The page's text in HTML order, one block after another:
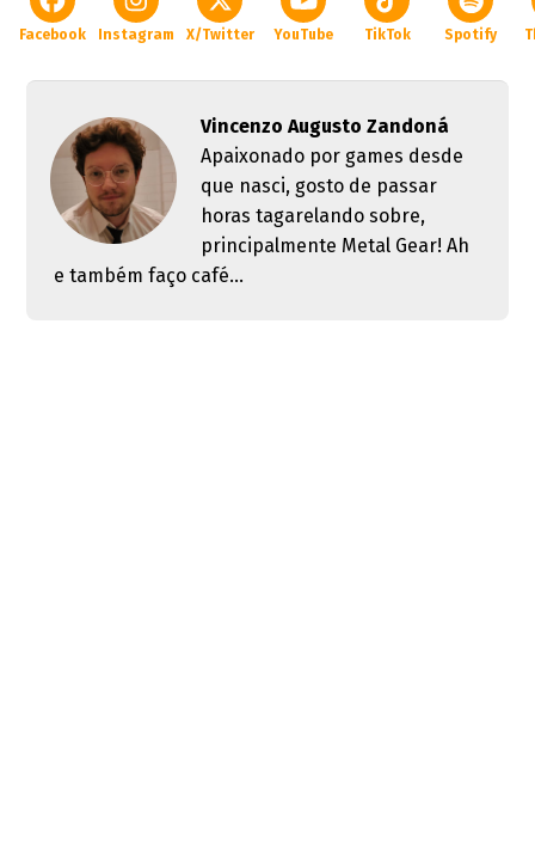
Facebook Instagram X/Twitter YouTube TikTok Spotify
Vincenzo Augusto Zandoná
Apaixonado por games desde
que nasci, gosto de passar
horas tagarelando sobre,
principalmente Metal Gear! Ah
e também faço café...